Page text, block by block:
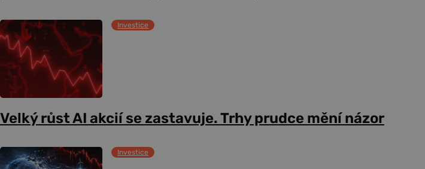
Investice
Velký růst AI akcií se zastavuje. Trhy prudce mění názor
Investice